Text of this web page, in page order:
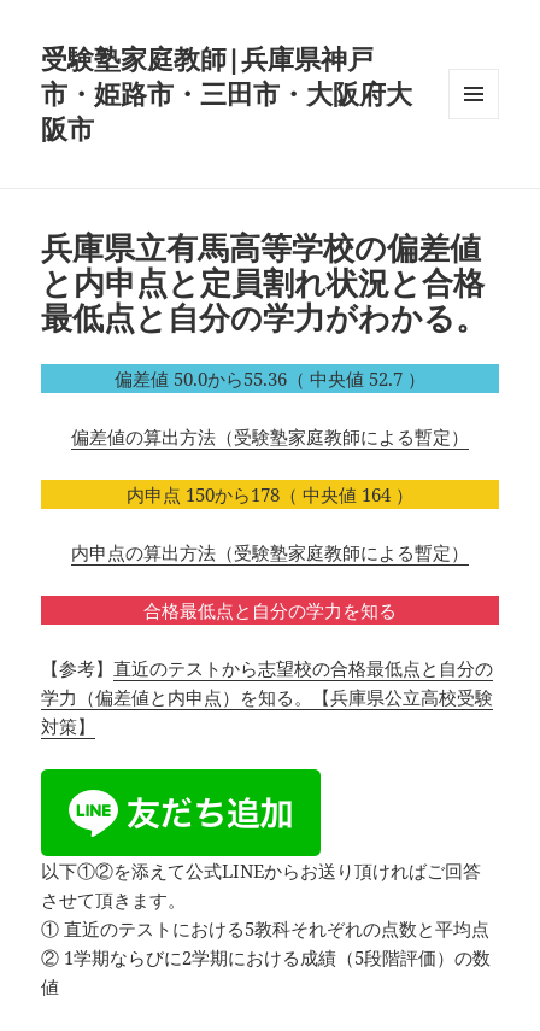
受験塾家庭教師|兵庫県神戸
市・姫路市・三田市・大阪府大
阪市
兵庫県立有馬高等学校の偏差値
と内申点と定員割れ状況と合格
最低点と自分の学力がわかる。
偏差値 50.0から55.36（ 中央値 52.7 ）
偏差値の算出方法（受験塾家庭教師による暫定）
内申点 150から178（ 中央値 164 ）
内申点の算出方法（受験塾家庭教師による暫定）
合格最低点と自分の学力を知る
【参考】直近のテストから志望校の合格最低点と自分の
学力（偏差値と内申点）を知る。【兵庫県公立高校受験
対策】
以下①②を添えて公式LINEからお送り頂ければご回答
させて頂きます。
① 直近のテストにおける5教科それぞれの点数と平均点
② 1学期ならびに2学期における成績（5段階評価）の数
値